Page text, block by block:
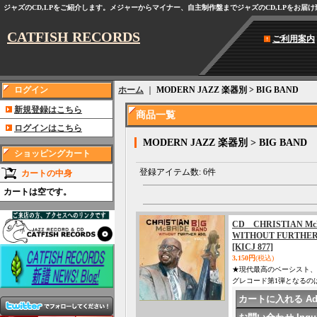
ジャズのCD,LPをご紹介します。メジャーからマイナー、自主制作盤までジャズのCD,LPをお届け
CATFISH RECORDS ご利用案内
ログイン
新規登録はこちら
ログインはこちら
ショッピングカート
カートの中身
カートは空です。
ホーム MODERN JAZZ 楽器別 > BIG BAND
商品一覧
MODERN JAZZ 楽器別 > BIG BAND
登録アイテム数: 6件
CD CHRISTIAN
WITHOUT
[KICJ 877]
3,150円(税込)
★現代最高のベーシスト
グレコード第1弾となる